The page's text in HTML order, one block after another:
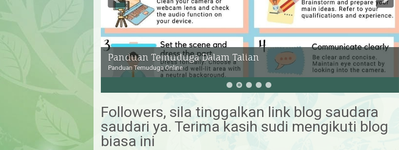
Panduan Temuduga Dalam Talian
Panduan Temuduga Online
Followers, sila tinggalkan link blog saudara
saudari ya. Terima kasih sudi mengikuti blog
biasa ini